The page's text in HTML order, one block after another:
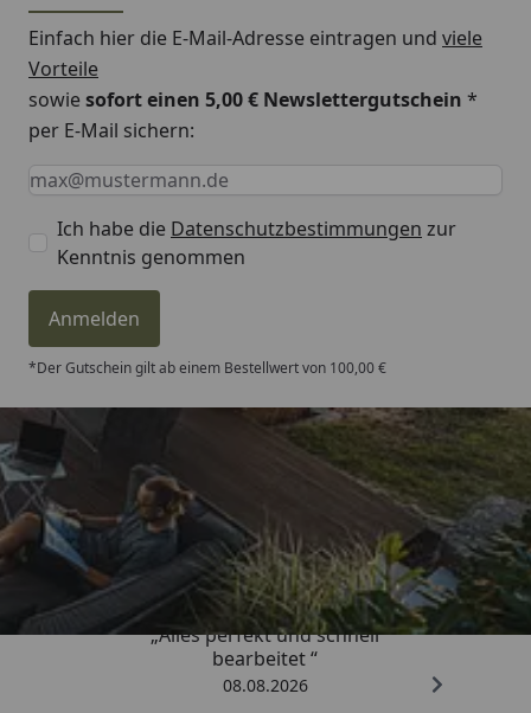
Einfach hier die E-Mail-Adresse eintragen und viele
Vorteile
sowiesofort einen 5,00 € Newslettergutschein *
per E-Mail sichern:
Keine Eingabe erforderlich
Eingabe erforderlich
E-Mail *
Ich habe die Datenschutzbestimmungen zur
Kenntnis genommen
Anmelden
*Der Gutschein gilt ab einem Bestellwert von 100,00 €
Trusted Shops
4,81/ 5
„Alles perfekt und schnell
bearbeitet “
08.08.2026